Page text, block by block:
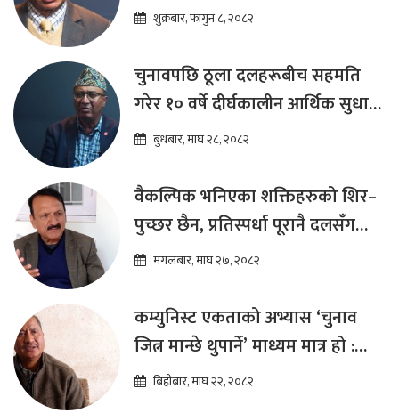
शुक्रबार, फागुन ८, २०८२
चुनावपछि ठूला दलहरूबीच सहमति
गरेर १० वर्षे दीर्घकालीन आर्थिक सुधार
कार्यक्रम ल्याउनुपर्छ : हेमराज ढकाल
बुधबार, माघ २८, २०८२
वैकल्पिक भनिएका शक्तिहरुको शिर–
पुच्छर छैन, प्रतिस्पर्धा पूरानै दलसँग
हुन्छ : डा.प्रकाश शरण महत
मंगलबार, माघ २७, २०८२
कम्युनिस्ट एकताको अभ्यास ‘चुनाव
जित्न मान्छे थुपार्ने’ माध्यम मात्र हो :
विप्लव
बिहीबार, माघ २२, २०८२